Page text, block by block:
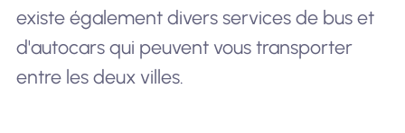
existe également divers services de bus et
d'autocars qui peuvent vous transporter
entre les deux villes.